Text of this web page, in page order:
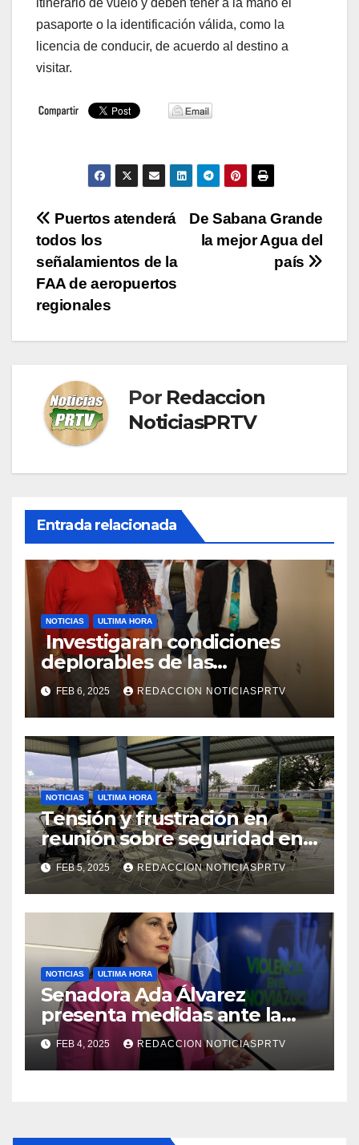
pasaporte o la identificación válida, como la
licencia de conducir, de acuerdo al destino a
visitar.
Navegación
de
entradas
De Sabana Grande
la mejor Agua del
país
Puertos atenderá
todos los
señalamientos de la
FAA de aeropuertos
regionales
Por Redaccion
NoticiasPRTV
Entrada relacionada
NOTICIAS ULTIMA HORA
Investigaran condiciones
deplorables de las
facilidades el Departamento
de la Salud en Mayagüez
FEB 6, 2025 REDACCION NOTICIASPRTV
NOTICIAS ULTIMA HORA
Tensión y frustración en
reunión sobre seguridad en
Reparto Metropolitano
FEB 5, 2025 REDACCION NOTICIASPRTV
NOTICIAS ULTIMA HORA
Senadora Ada Álvarez
presenta medidas ante la
violencia en el noviazgo
FEB 4, 2025 REDACCION NOTICIASPRTV